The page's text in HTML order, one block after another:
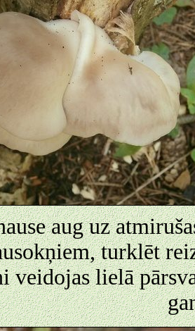
aug uz
turklēt
veidojas lielā